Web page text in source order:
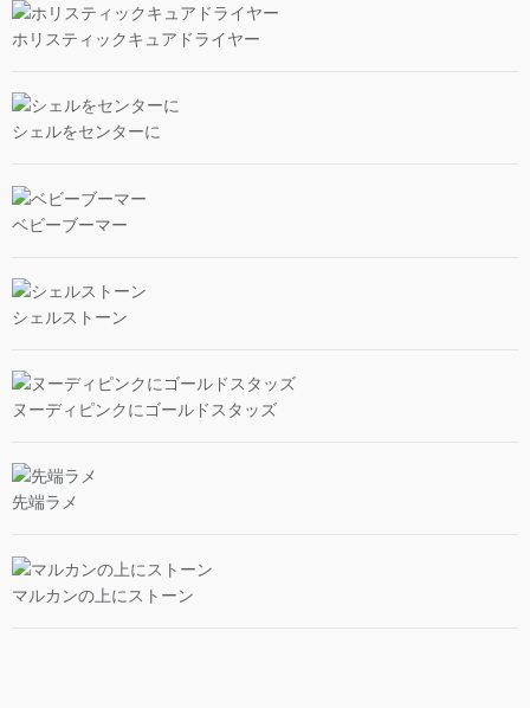
ホリスティックキュアドライヤー
シェルをセンターに
ベビーブーマー
シェルストーン
ヌーディピンクにゴールドスタッズ
先端ラメ
マルカンの上にストーン